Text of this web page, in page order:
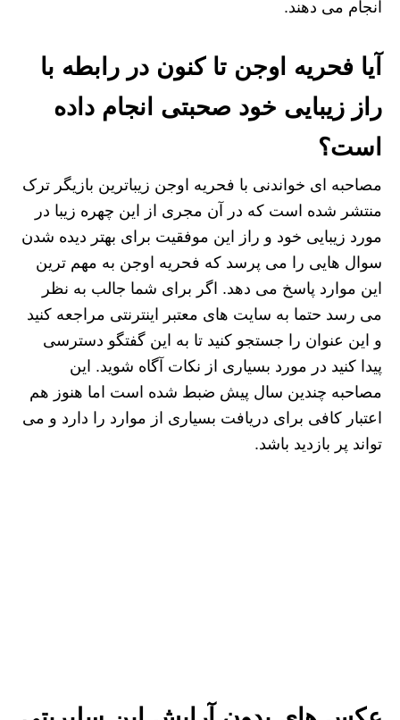
انجام می دهند.
آیا فحریه اوجن تا کنون در رابطه با
راز زیبایی خود صحبتی انجام داده
است؟
مصاحبه ای خواندنی با فحریه اوجن زیباترین بازیگر ترک
منتشر شده است که در آن مجری از این چهره زیبا در
مورد زیبایی خود و راز این موفقیت برای بهتر دیده شدن
سوال هایی را می پرسد که فحریه اوجن به مهم ترین
این موارد پاسخ می دهد. اگر برای شما جالب به نظر
می رسد حتما به سایت های معتبر اینترنتی مراجعه کنید
و این عنوان را جستجو کنید تا به این گفتگو دسترسی
پیدا کنید در مورد بسیاری از نکات آگاه شوید. این
مصاحبه چندین سال پیش ضبط شده است اما هنوز هم
اعتبار کافی برای دریافت بسیاری از موارد را دارد و می
تواند پر بازدید باشد.